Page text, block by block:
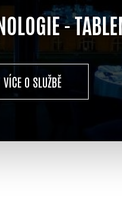
-
O SLUŽBĚ